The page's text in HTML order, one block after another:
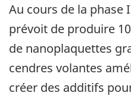
Au cours de la phase
prévoit de produire
de nanoplaquettes
cendres volantes
créer des additifs